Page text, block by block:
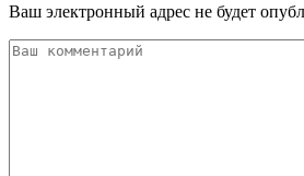
Ваш электронный адрес не будет